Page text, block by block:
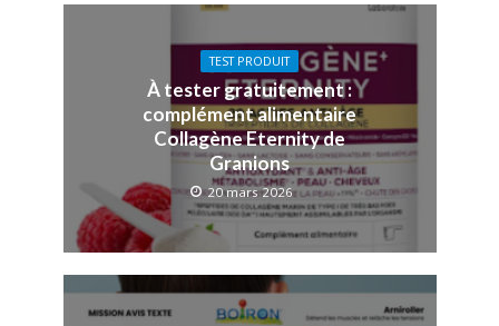
TEST PRODUIT
À tester gratuitement :
complément alimentaire
Collagène Eternity de
Granions
20 mars 2026